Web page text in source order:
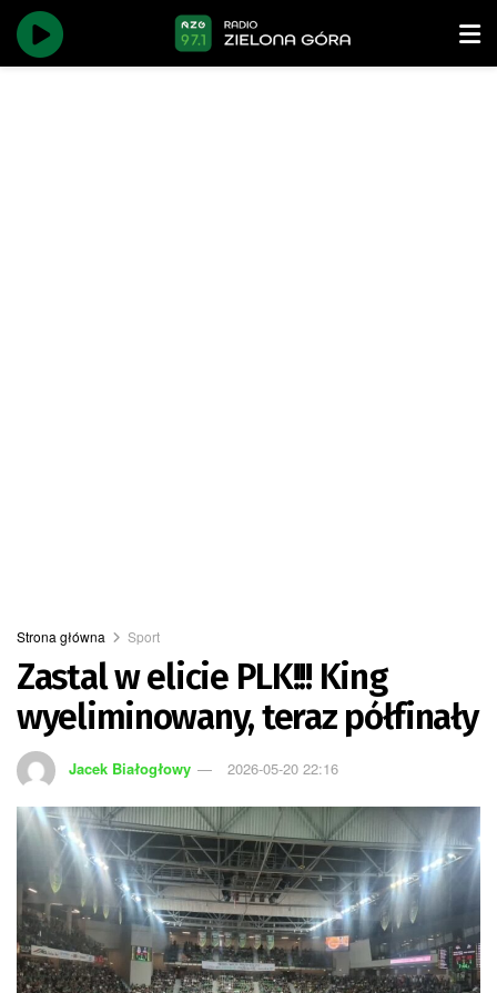
Strona główna Sport
Zastal w elicie PLK!!! King
wyeliminowany, teraz półfinały
Jacek Białogłowy 2026-05-20 22:16